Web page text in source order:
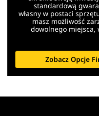
standardową
własny w postaci
masz możliwość
dowolnego miejsca,
Zobacz Opcje